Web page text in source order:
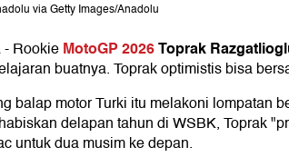
via Getty Images/Anadolu
-RookieMotoGP 2026Toprak
buatnya. Toprak optimistis bisa
balap motor Turki itu melakoni lompatan
delapan tahun di WSBK, Toprak
untuk dua musim ke depan.